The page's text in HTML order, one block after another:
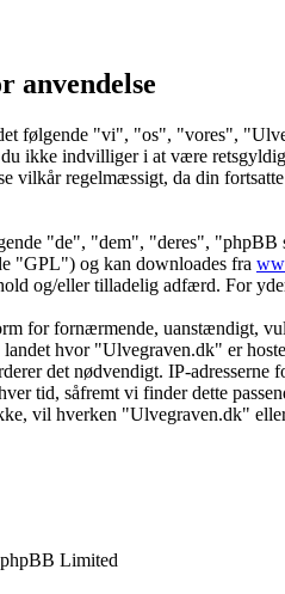
anvendelse
følgende "vi", "os", "vores",
ikke indvilliger i at være
vilkår regelmæssigt, da din
"de", "dem", "deres",
"GPL") og kan downloades fra
og/eller tilladelig adfærd. For
for fornærmende, uanstændigt,
hvor "Ulvegraven.dk" er
det nødvendigt. IP-
tid, såfremt vi finder dette
vil hverken "Ulvegraven.dk"
Limited